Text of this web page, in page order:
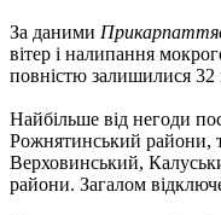
За даними
вітер і налипання
повністю залишилися
Найбільше від негоди
Рожнятинський райони,
Верховинський,
райони. Загалом